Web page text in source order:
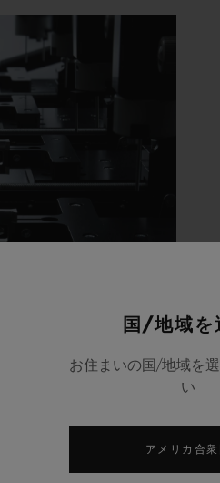
国/地域を
お住まいの国/地域を
い
アメリカ合衆